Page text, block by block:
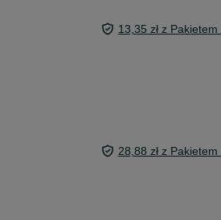
13,35 zł z
28,88 zł z